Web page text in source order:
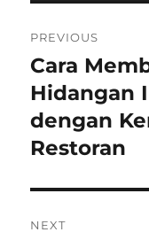
pos
PREVIOUS
Previous
post:
Cara
Hidangan
dengan
Restoran
NEXT